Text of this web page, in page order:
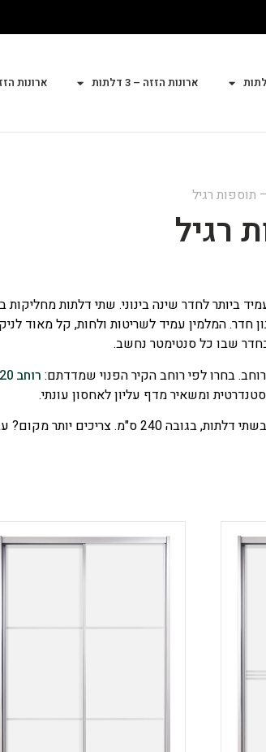
ארונות הזזה – 3 דלתות ארונות הזזה –
לחדר שינה בינוני. שתי דלתות מחליקות
המלמין עמיד לשריטות ולחות, קל מאוד
בחדר שבו כל סנטימטר נחשב.
בחרו לפי רוחב הקיר הפנוי שמדדתם: רוחב 120 ס"מ